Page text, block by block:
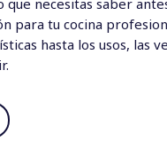
que necesitas saber
para tu cocina
hasta los usos, las